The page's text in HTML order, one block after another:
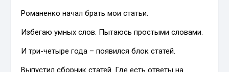
Романенко начал брать мои статьи.
Избегаю умных слов. Пытаюсь простыми словами.
И три-четыре года – появился блок статей.
Выпустил сборник статей. Где есть ответы на